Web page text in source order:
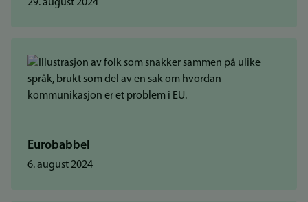
29. august 2024
Eurobabbel
6. august 2024